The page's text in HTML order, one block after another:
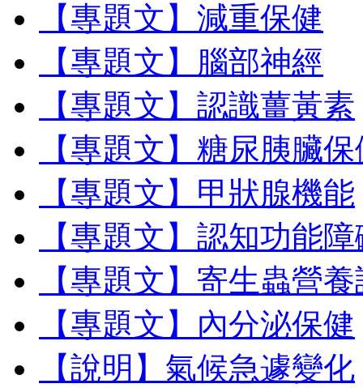
【專題文】減重保健
【專題文】腦部神經
【專題文】認識薑黃素
【專題文】糖尿胰臟
【專題文】甲狀腺機能
【專題文】認知功能
【專題文】寄生蟲營
【專題文】內分泌保健
【說明】氣候急遽變化